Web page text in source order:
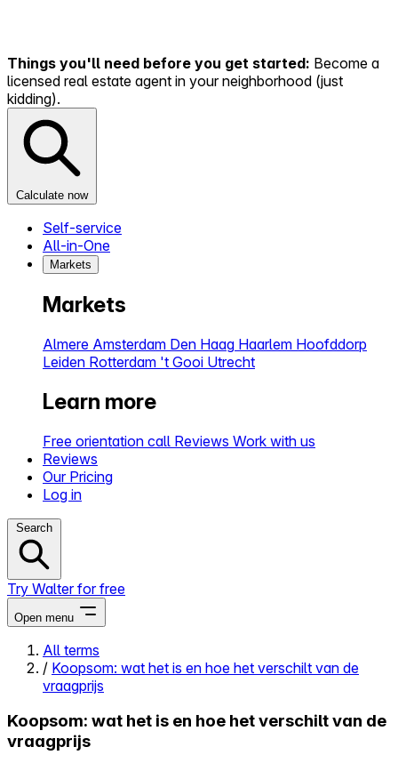
Things you'll need before you get started: Become a
licensed real estate agent in your neighborhood (just
kidding).
Calculate now
Self-service
All-in-One
Markets
Markets
Almere Amsterdam Den Haag Haarlem Hoofddorp
Leiden Rotterdam 't Gooi Utrecht
Learn more
Free orientation call Reviews Work with us
Reviews
Our Pricing
Log in
Search
Try Walter for free
Open menu
Close menu
All terms
/ Koopsom: wat het is en hoe het verschilt van de
vraagprijs
Koopsom: wat het is en hoe het verschilt van de
vraagprijs